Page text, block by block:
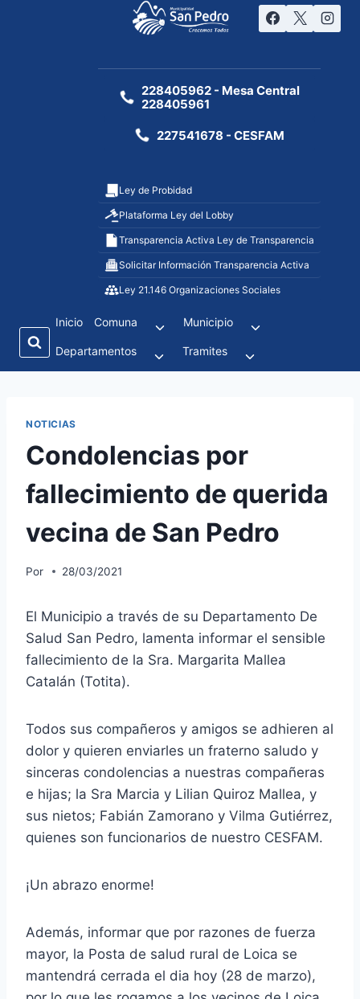
228405962 - Mesa Central
228405961
227541678 - CESFAM
Ley de Probidad
Plataforma Ley del Lobby
Transparencia Activa Ley de Transparencia
Solicitar Información Transparencia Activa
Ley 21.146 Organizaciones Sociales
Inicio Comuna Municipio
Departamentos Tramites
NOTICIAS
Condolencias por
fallecimiento de querida
vecina de San Pedro
Por 28/03/2021
El Municipio a través de su Departamento De
Salud San Pedro, lamenta informar el sensible
fallecimiento de la Sra. Margarita Mallea
Catalán (Totita).
Todos sus compañeros y amigos se adhieren al
dolor y quieren enviarles un fraterno saludo y
sinceras condolencias a nuestras compañeras
e hijas; la Sra Marcia y Lilian Quiroz Mallea, y
sus nietos; Fabián Zamorano y Vilma Gutiérrez,
quienes son funcionarios de nuestro CESFAM.
¡Un abrazo enorme!
Además, informar que por razones de fuerza
mayor, la Posta de salud rural de Loica se
mantendrá cerrada el dia hoy (28 de marzo),